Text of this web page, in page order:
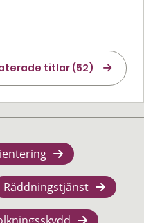
titlar (52)
Räddningstjänst